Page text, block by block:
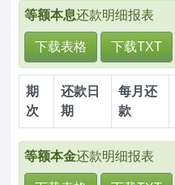
等额本息还款明细报表
下载表格 下载TXT
期
次
还款日
期
每月还
款
等额本金还款明细报表